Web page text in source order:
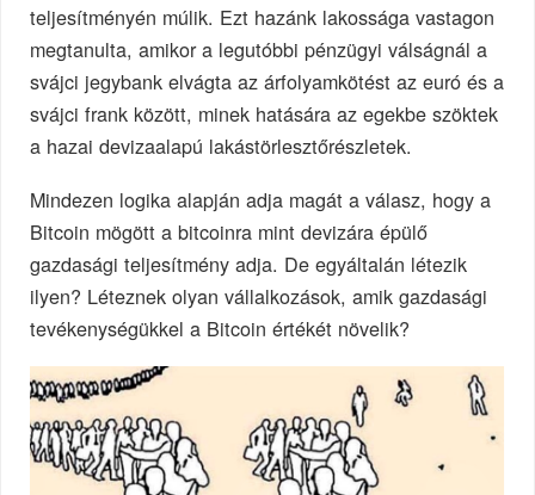
teljesítményén múlik. Ezt hazánk lakossága vastagon
megtanulta, amikor a legutóbbi pénzügyi válságnál a
svájci jegybank elvágta az árfolyamkötést az euró és a
svájci frank között, minek hatására az egekbe szöktek
a hazai devizaalapú lakástörlesztőrészletek.
Mindezen logika alapján adja magát a válasz, hogy a
Bitcoin mögött a bitcoinra mint devizára épülő
gazdasági teljesítmény adja. De egyáltalán létezik
ilyen? Léteznek olyan vállalkozások, amik gazdasági
tevékenységükkel a Bitcoin értékét növelik?